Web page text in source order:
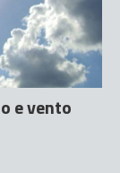
e vento